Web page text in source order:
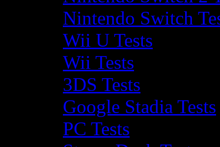
Nintendo Switch
Wii U Tests
Wii Tests
3DS Tests
Google Stadia Tests
PC Tests